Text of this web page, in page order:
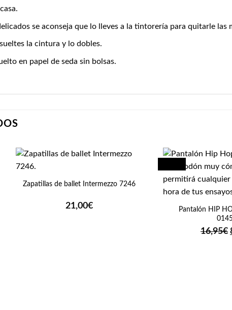
se aconseja que lo lleves a la tintorería para quitarle las
la cintura y lo dobles.
en papel de seda sin bolsas.
+
Zapatillas de ballet Intermezzo 7246
21,00€
Pantalón HIP
16,95€